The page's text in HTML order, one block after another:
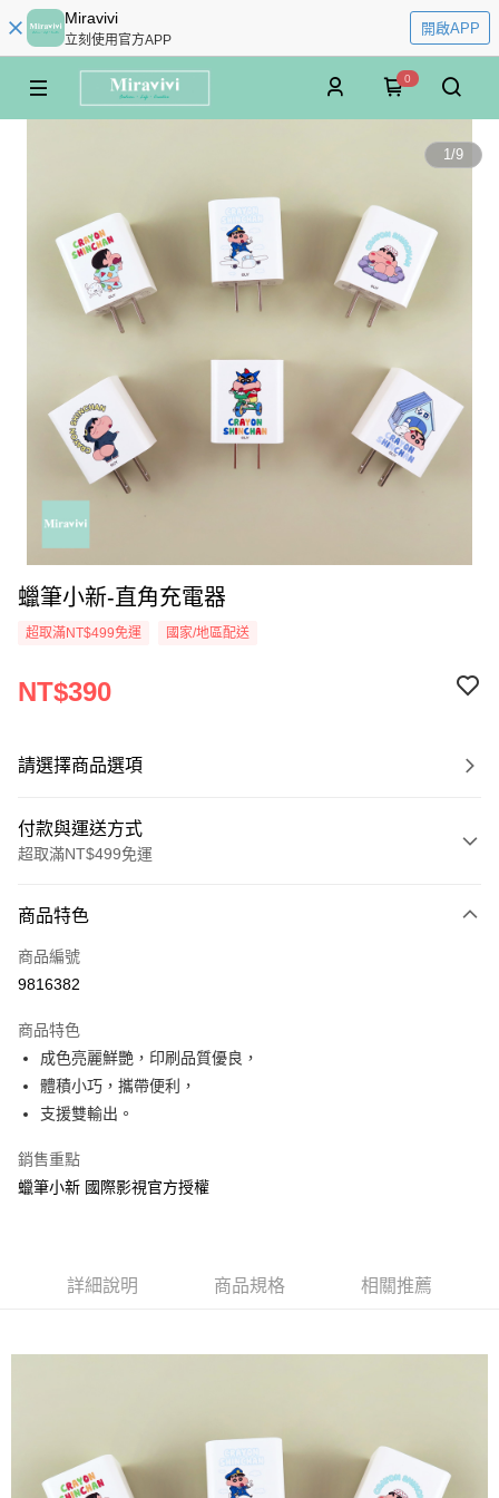
Miravivi
立刻使用官方APP
開啟APP
0
1/9
蠟筆小新-直角充電器
超取滿NT$499免運 國家/地區配送
NT$390
請選擇商品選項
付款與運送方式
超取滿NT$499免運
信用卡一次付款
超商取貨付款
Apple Pay
街口支付
AFTEE先享後付
１．簡單：不需註冊會員、不需綁卡、不需儲值。
３．收到繳費通知簡訊後14天內，點擊此簡訊中的連結，可透過四大超商／
ATM／網路銀行／等多元方式進行付款，方視為交易完成。
※ 請注意：結帳手續完成當下不需立刻繳費，但若您需要取消訂單，請聯絡
運送方式
每筆NT$60，滿NT$499(含以上)免運費
7-11付款取貨
商品特色
商品編號
9816382
商品特色
成色亮麗鮮艷，印刷品質優良，
體積小巧，攜帶便利，
支援雙輸出。
銷售重點
蠟筆小新 國際影視官方授權
詳細說明 商品規格 相關推薦